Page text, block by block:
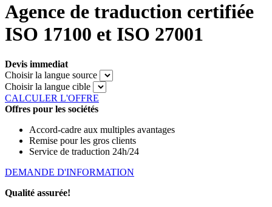
Agence de traduction certifiée
ISO 17100 et ISO 27001
Devis immediat
Choisir la langue source
Choisir la langue cible
CALCULER L'OFFRE
Offres pour les sociétés
Accord-cadre aux multiples avantages
Remise pour les gros clients
Service de traduction 24h/24
DEMANDE D'INFORMATION
Qualité assurée!